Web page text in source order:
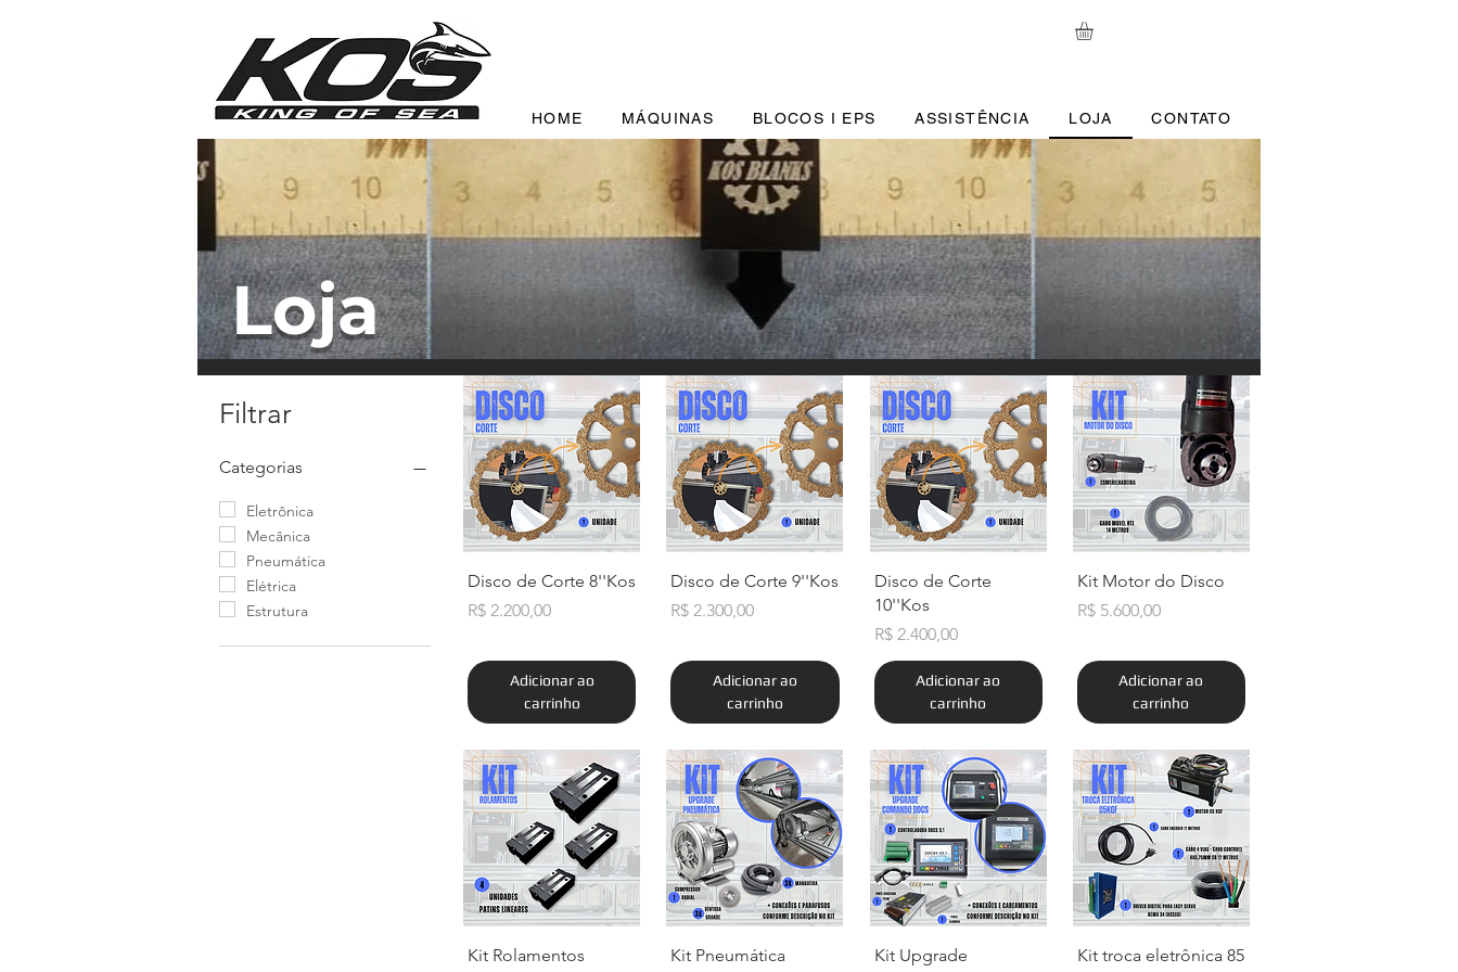
HOME MÁQUINAS BLOCOS I EPS ASSISTÊNCIA LOJA CONTATO
Loja
Filtrar
Categorias
Eletrônica
Mecânica
Pneumática
Elétrica
Estrutura
Visualização rápida
Disco de Corte 8''Kos
Preço
R$ 2.200,00
Adicionar ao
carrinho
Visualização rápida
Disco de Corte 9''Kos
Preço
R$ 2.300,00
Adicionar ao
carrinho
Visualização rápida
Disco de Corte
10''Kos
Preço
R$ 2.400,00
Adicionar ao
carrinho
Visualização rápida
Kit Motor do Disco
Preço
R$ 5.600,00
Adicionar ao
carrinho
Visualização rápida
Kit Rolamentos
Visualização rápida
Kit Pneumática
Visualização rápida
Kit Upgrade
Visualização rápida
Kit troca eletrônica 85